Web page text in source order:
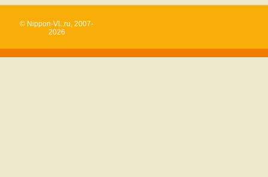
© Nippon-VL.ru, 2007-
2026